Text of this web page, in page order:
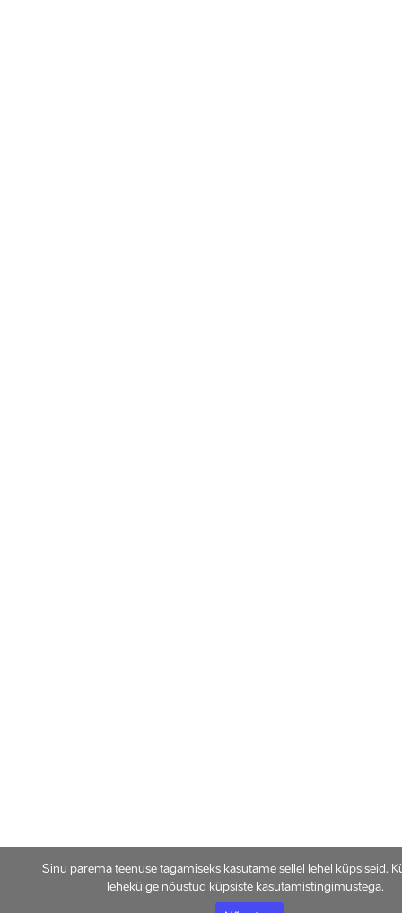
Sinu parema teenuse tagamiseks kasutame sellel lehel küpsiseid.
lehekülge nõustud küpsiste kasutamistingimustega.